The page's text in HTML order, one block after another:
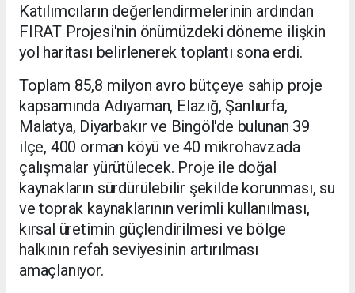
Katılımcıların değerlendirmelerinin ardından
FIRAT Projesi'nin önümüzdeki döneme ilişkin
yol haritası belirlenerek toplantı sona erdi.
Toplam 85,8 milyon avro bütçeye sahip proje
kapsamında Adıyaman, Elazığ, Şanlıurfa,
Malatya, Diyarbakır ve Bingöl'de bulunan 39
ilçe, 400 orman köyü ve 40 mikrohavzada
çalışmalar yürütülecek. Proje ile doğal
kaynakların sürdürülebilir şekilde korunması, su
ve toprak kaynaklarının verimli kullanılması,
kırsal üretimin güçlendirilmesi ve bölge
halkının refah seviyesinin artırılması
amaçlanıyor.